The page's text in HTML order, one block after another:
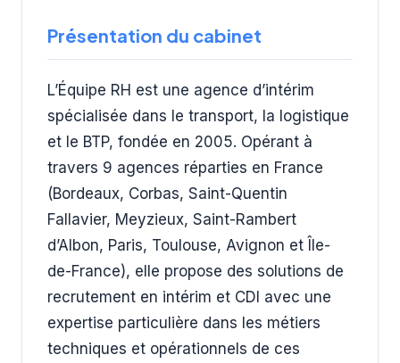
Présentation du cabinet
L’Équipe RH est une agence d’intérim
spécialisée dans le transport, la logistique
et le BTP, fondée en 2005. Opérant à
travers 9 agences réparties en France
(Bordeaux, Corbas, Saint-Quentin
Fallavier, Meyzieux, Saint-Rambert
d’Albon, Paris, Toulouse, Avignon et Île-
de-France), elle propose des solutions de
recrutement en intérim et CDI avec une
expertise particulière dans les métiers
techniques et opérationnels de ces